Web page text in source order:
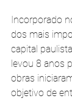
Incorporado
dos mais
capital
levou 8 anos
obras
objetivo de